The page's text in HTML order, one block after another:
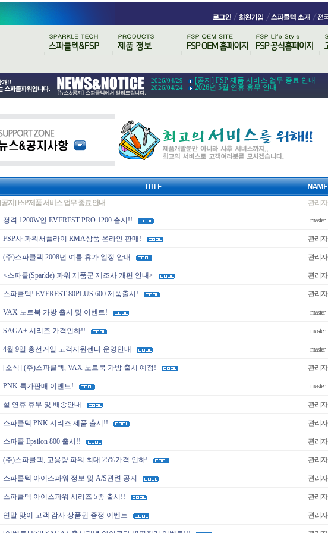
2026/04/29 [공지] FSP 제품 서비스 업무 종료 안내
2026/04/24 2026년 5월 연휴 휴무 안내
[공지] FSP 제품 서비스 업무 종료 안내 관리자
정격 1200W인 EVEREST PRO 1200 출시!! master
FSP사 파워서플라이 RMA상품 온라인 판매! 관리자
(주)스파클텍 2008년 여름 휴가 일정 안내 관리자
<스파클(Sparkle) 파워 제품군 제조사 개편 안내> 관리자
스파클텍! EVEREST 80PLUS 600 제품출시! 관리자
VAX 노트북 가방 출시 및 이벤트! master
SAGA+ 시리즈 가격인하!! master
4월 9일 총선거일 고객지원센터 운영안내 master
[소식] (주)스파클텍, VAX 노트북 가방 출시 예정! 관리자
PNK 특가판매 이벤트! master
설 연휴 휴무 및 배송안내 관리자
스파클텍 PNK 시리즈 제품 출시!! 관리자
스파클 Epsilon 800 출시!! 관리자
(주)스파클텍, 고용량 파워 최대 25%가격 인하! 관리자
스파클텍 아이스파워 정보 및 A/S관련 공지 관리자
스파클텍 아이스파워 시리즈 5종 출시!! 관리자
연말 맞이 고객 감사 상품권 증정 이벤트 관리자